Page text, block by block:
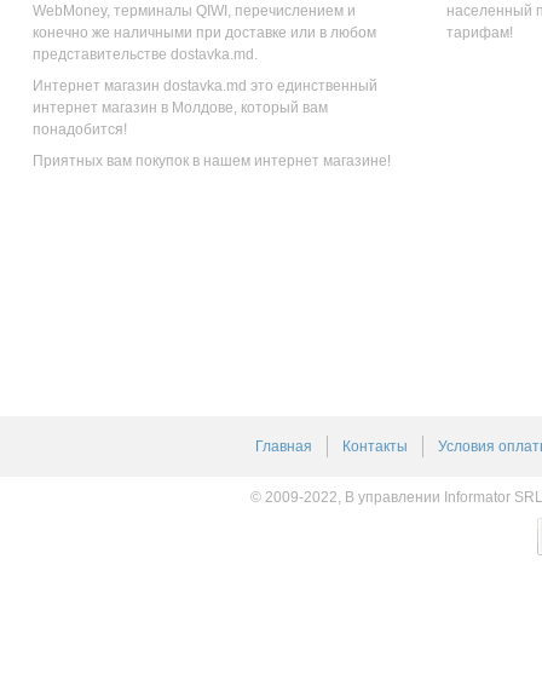
WebMoney, терминалы QIWI, перечислением и
конечно же наличными при доставке или в любом
представительстве dostavka.md.
Интернет магазин dostavka.md это единственный
интернет магазин в Молдове, который вам
понадобится!
Приятных вам покупок в нашем интернет магазине!
населенный
тарифам!
Главная Контакты Условия
© 2009-2022, В управлении Informator SRL